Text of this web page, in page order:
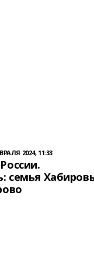
2024, 11:33
семья